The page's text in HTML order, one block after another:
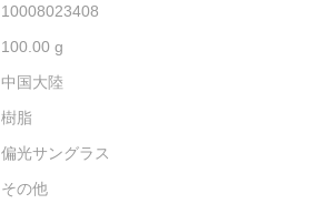
10008023408
100.00 g
中国大陸
樹脂
偏光サングラス
その他